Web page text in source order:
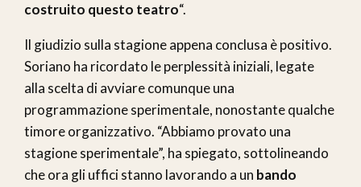
costruito questo teatro“.
Il giudizio sulla stagione appena conclusa è positivo.
Soriano ha ricordato le perplessità iniziali, legate
alla scelta di avviare comunque una
programmazione sperimentale, nonostante qualche
timore organizzativo. “Abbiamo provato una
stagione sperimentale”, ha spiegato, sottolineando
che ora gli uffici stanno lavorando a un bando